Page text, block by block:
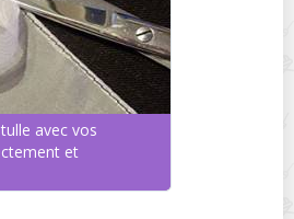
avec vos
et